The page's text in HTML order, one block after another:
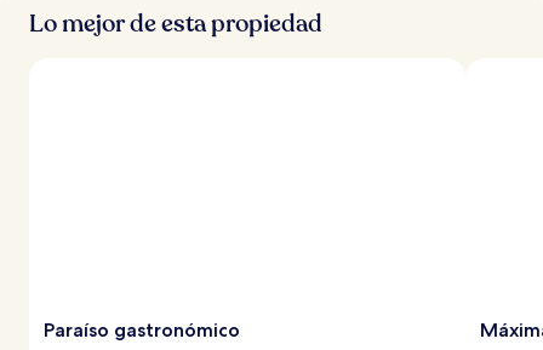
Lo mejor de esta propiedad
Paraíso gastronómico